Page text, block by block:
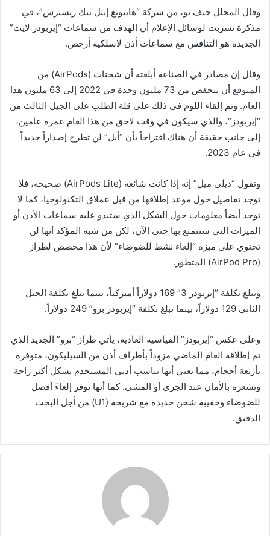
وقال المحلل جيف بو، من شركة “هايتونغ إنتل تيك ريسيرش”، في
مذكرة تسربت لوسائل الإعلام أن الهدف من سماعات “إيربودز لايت”
الجديدة هو التنافس مع سماعات أذن لاسلكية أرخص.
وقال إن مصادر في الصناعة أبلغته أن شحنات (AirPods) من
المتوقع أن تنخفض من 73 مليون وحدة في 2022 إلى 63 مليون هذا
العام. وتم إلقاء اللوم في ذلك على قلة الطلب على الجيل الثالث من
“إيربودز”، والذي سيكون في وقت لاحق من هذا العام عمره عامين،
إلى جانب حقيقة أن هناك اقتراحاً بأن “أبل” لن تطرح إصداراً جديداً
في عام 2023.
وتقول “ديلي ميل” إنه إذا كانت شائعة (AirPods Lite) صحيحة، فلا
توجد تفاصيل حول موعد إطلاقها من قبل عملاق التكنولوجيا، كما لا
توجد أيضاً معلومات حول الشكل الذي ستبدو عليه سماعات الأذن أو
الميزات التي ستتمتع بها حتى الآن، لكن من شبه المؤكد أنها لن
تحتوي على ميزة “إلغاء نشط للضوضاء” لأن هذا مخصص لطراز
(AirPod Pro) المتطور.
وتبلغ تكلفة “إيربودز 3” 169 دولاراً أميركياً، بينما تبلغ تكلفة الجيل
الثاني 129 دولاراً، بينما تبلغ تكلفة “إيربودز برو” 249 دولاراً.
وعلى عكس “إيربودز” القياسية العادية، يأتي طراز “برو” الجديد الذي
تم إطلاقه العام الماضي مزوداً بأطراف أذن من السيليكون، متوفرة
بأربعة أحجام، مما يعني أنها تناسب أذني المستخدم بشكل أكثر راحة
وتشعره بالأمان عند الجري أو المشي. كما أنها توفر إلغاءً أفضل
للضوضاء وحقيبة شحن جديدة مع شريحة (U1) من أجل البحث
الدقيق.